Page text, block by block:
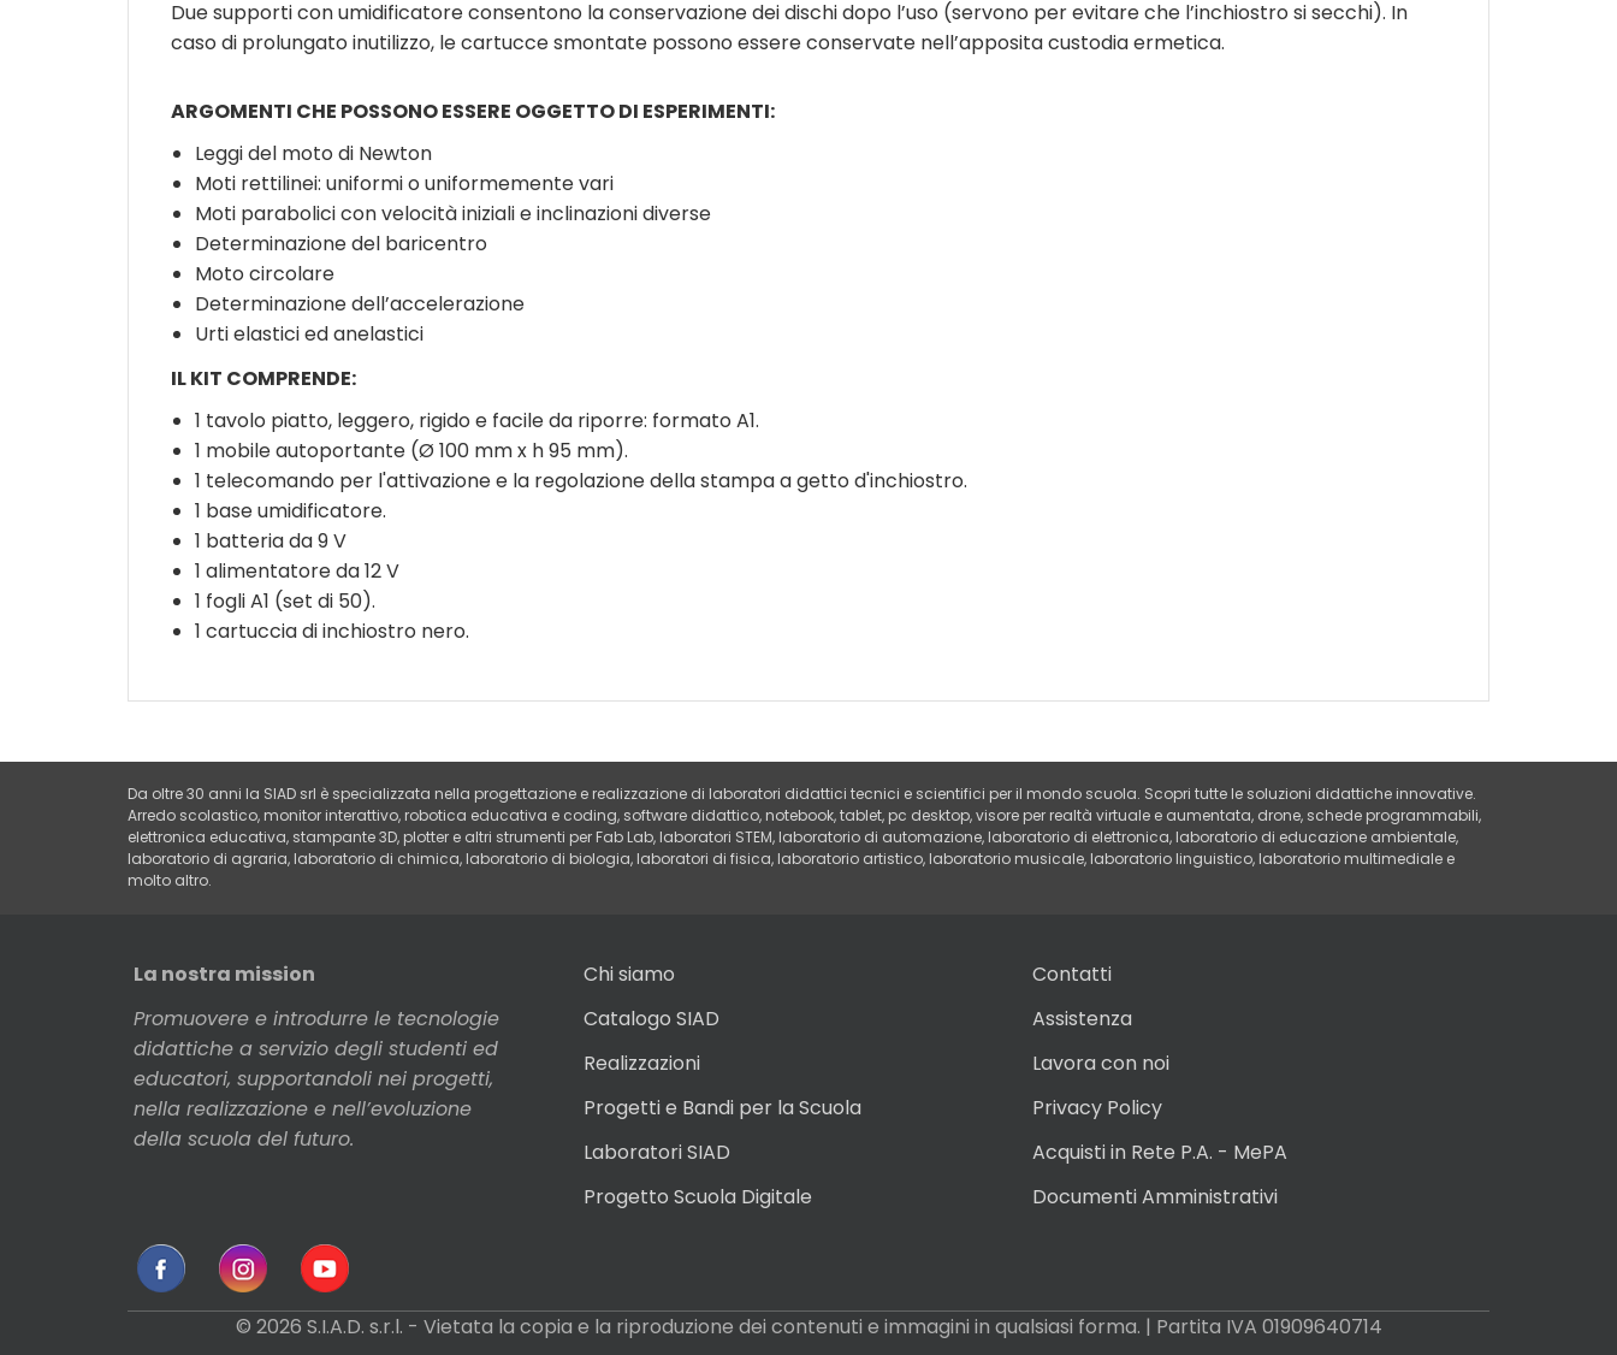
Due supporti con umidificatore consentono la conservazione dei dischi dopo l’uso (servono per evitare che l’inchiostro si secchi). In
caso di prolungato inutilizzo, le cartucce smontate possono essere conservate nell’apposita custodia ermetica.
ARGOMENTI CHE POSSONO ESSERE OGGETTO DI ESPERIMENTI:
Leggi del moto di Newton
Moti rettilinei: uniformi o uniformemente vari
Moti parabolici con velocità iniziali e inclinazioni diverse
Determinazione del baricentro
Moto circolare
Determinazione dell’accelerazione
Urti elastici ed anelastici
IL KIT COMPRENDE:
1 tavolo piatto, leggero, rigido e facile da riporre: formato A1.
1 mobile autoportante (Ø 100 mm x h 95 mm).
1 telecomando per l'attivazione e la regolazione della stampa a getto d'inchiostro.
1 base umidificatore.
1 batteria da 9 V
1 alimentatore da 12 V
1 fogli A1 (set di 50).
1 cartuccia di inchiostro nero.
Da oltre 30 anni la SIAD srl è specializzata nella progettazione e realizzazione di laboratori didattici tecnici e scientifici per il mondo scuola. Scopri tutte le soluzioni didattiche innovative.
Arredo scolastico, monitor interattivo, robotica educativa e coding, software didattico, notebook, tablet, pc desktop, visore per realtà virtuale e aumentata, drone, schede programmabili,
elettronica educativa, stampante 3D, plotter e altri strumenti per Fab Lab, laboratori STEM, laboratorio di automazione, laboratorio di elettronica, laboratorio di educazione ambientale,
laboratorio di agraria, laboratorio di chimica, laboratorio di biologia, laboratori di fisica, laboratorio artistico, laboratorio musicale, laboratorio linguistico, laboratorio multimediale e
molto altro.
La nostra mission
Promuovere e introdurre le tecnologie
didattiche a servizio degli studenti ed
educatori, supportandoli nei progetti,
nella realizzazione e nell’evoluzione
della scuola del futuro.
Chi siamo
Catalogo SIAD
Realizzazioni
Progetti e Bandi per la Scuola
Laboratori SIAD
Progetto Scuola Digitale
Contatti
Assistenza
Lavora con noi
Privacy Policy
Acquisti in Rete P.A. - MePA
Documenti Amministrativi
© 2026 S.I.A.D. s.r.l. - Vietata la copia e la riproduzione dei contenuti e immagini in qualsiasi forma. | Partita IVA 01909640714